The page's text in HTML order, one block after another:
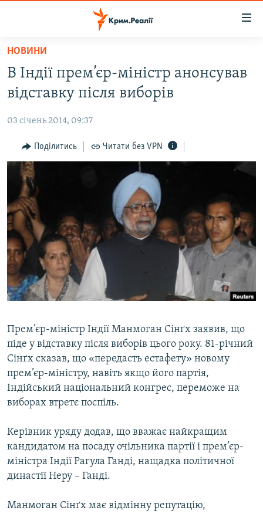
Перейти
основного
матеріалу
до
навігації
Перейти
пошуку
ВОДА.КРИМ
ВІДЕО ТА ФОТО
ПОЛІТИКА
БЛОГИ
ПОГЛЯД
ІНТЕРВ'Ю
ВСЕ ЗА ДЕНЬ
СПЕЦПРОЕКТИ
ДЕПОРТАЦІЯ
ВІДЕОУРОКИ «ELIFBE»
СВІДЧЕННЯ ОКУПАЦІЇ
ІНФОГРАФІКА
ЯК ОБІЙТИ БЛОКУВАННЯ
Русский
Qırımtatar
ДОЛУЧАЙСЯ!
Усі сайти RFE/RL
НОВИНИ
В Індії прем’єр-міністр анонсував
відставку після виборів
03 січень 2014, 09:37
Поділитись Читати без VPN
Прем’єр-міністр Індії Манмоган Сінґх заявив, що
піде у відставку після виборів цього року. 81-річний
Сінґх сказав, що «передасть естафету» новому
прем’єр-міністру, навіть якщо його партія,
Індійський національний конгрес, переможе на
виборах втретє поспіль.
Керівник уряду додав, що вважає найкращим
кандидатом на посаду очільника партії і прем’єр-
міністра Індії Рагула Ганді, нащадка політичної
династії Неру – Ганді.
Манмоган Сінґх має відмінну репутацію,